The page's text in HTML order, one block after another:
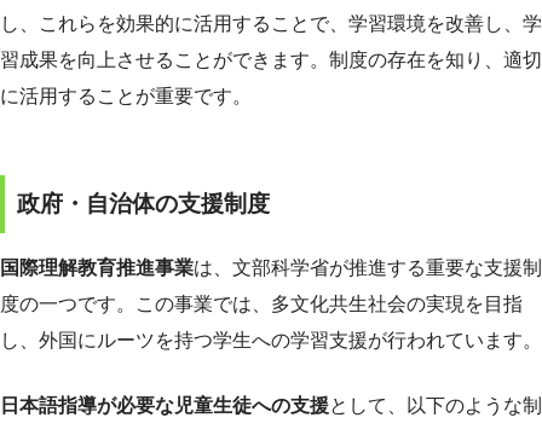
し、これらを効果的に活用することで、学習環境を改善し、学
習成果を向上させることができます。制度の存在を知り、適切
に活用することが重要です。
政府・自治体の支援制度
国際理解教育推進事業は、文部科学省が推進する重要な支援制
度の一つです。この事業では、多文化共生社会の実現を目指
し、外国にルーツを持つ学生への学習支援が行われています。
日本語指導が必要な児童生徒への支援として、以下のような制